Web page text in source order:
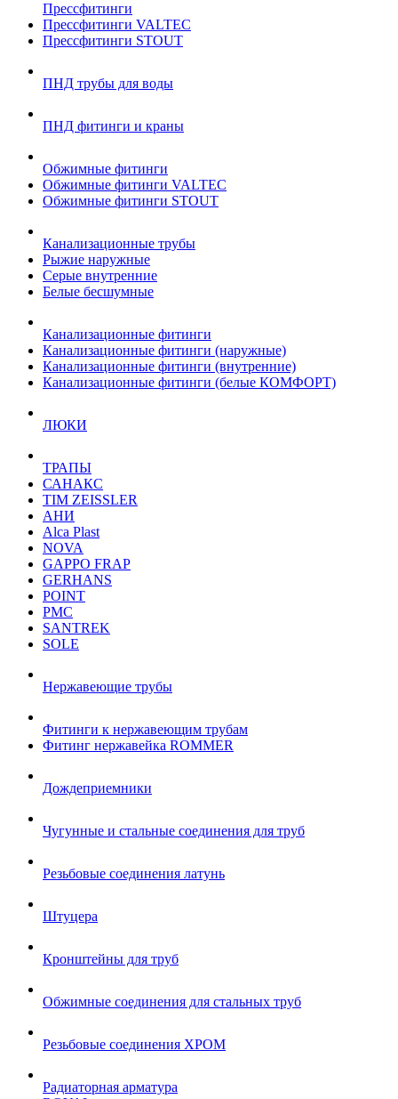
Прессфитинги
Прессфитинги VALTEC
Прессфитинги STOUT
ПНД трубы для воды
ПНД фитинги и краны
Обжимные фитинги
Обжимные фитинги VALTEC
Обжимные фитинги STOUT
Канализационные трубы
Рыжие наружные
Серые внутренние
Белые бесшумные
Канализационные фитинги
Канализационные фитинги (наружные)
Канализационные фитинги (внутренние)
Канализационные фитинги (белые КОМФОРТ)
ЛЮКИ
ТРАПЫ
САНАКС
TIM ZEISSLER
АНИ
Alca Plast
NOVA
GAPPO FRAP
GERHANS
POINT
РМС
SANTREK
SOLE
Нержавеющие трубы
Фитинги к нержавеющим трубам
Фитинг нержавейка ROMMER
Дождеприемники
Чугунные и стальные соединения для труб
Резьбовые соединения латунь
Штуцера
Кронштейны для труб
Обжимные соединения для стальных труб
Резьбовые соединения ХРОМ
Радиаторная арматура